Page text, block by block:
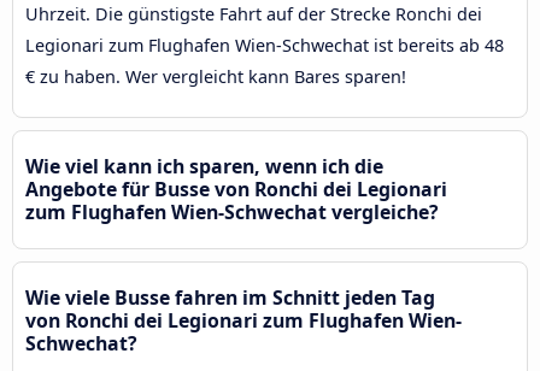
Uhrzeit. Die günstigste Fahrt auf der Strecke Ronchi dei
Legionari zum Flughafen Wien-Schwechat ist bereits ab 48
€ zu haben. Wer vergleicht kann Bares sparen!
Wie viel kann ich sparen, wenn ich die
Angebote für Busse von Ronchi dei Legionari
zum Flughafen Wien-Schwechat vergleiche?
Wie viele Busse fahren im Schnitt jeden Tag
von Ronchi dei Legionari zum Flughafen Wien-
Schwechat?